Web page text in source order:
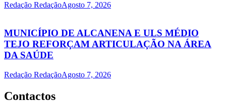
Redação RedaçãoAgosto 7, 2026
MUNICÍPIO DE ALCANENA E ULS MÉDIO
TEJO REFORÇAM ARTICULAÇÃO NA ÁREA
DA SAÚDE
Redação RedaçãoAgosto 7, 2026
Contactos